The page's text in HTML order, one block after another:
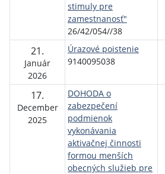
stimuly pre
zamestnanosť"
26/42/054//38
21.
Január
2026
Úrazové poistenie
9140095038
17.
December
2025
DOHODA o
zabezpečení
podmienok
vykonávania
aktivačnej činnosti
formou menších
obecných služieb pre